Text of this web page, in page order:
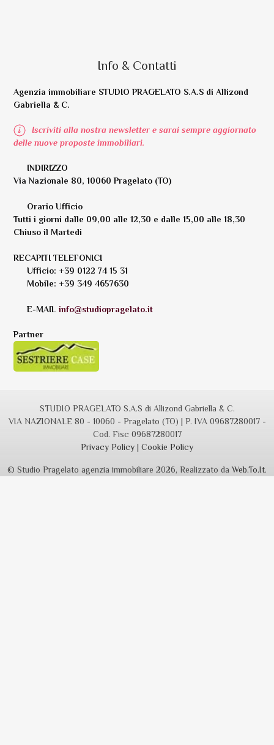
Info & Contatti
Agenzia immobiliare STUDIO PRAGELATO S.A.S di Allizond
Gabriella & C.
Iscriviti alla nostra newsletter e sarai sempre aggiornato
delle nuove proposte immobiliari.
INDIRIZZO
Via Nazionale 80, 10060 Pragelato (TO)
Orario Ufficio
Tutti i giorni dalle 09,00 alle 12,30 e dalle 15,00 alle 18,30
Chiuso il Martedi
RECAPITI TELEFONICI
Ufficio: +39 0122 74 15 31
Mobile: +39 349 4657630
E-MAIL info@studiopragelato.it
Partner
STUDIO PRAGELATO S.A.S di Allizond Gabriella & C.
VIA NAZIONALE 80 - 10060 - Pragelato (TO) | P. IVA 09687280017 -
Cod. Fisc 09687280017
Privacy Policy | Cookie Policy
© Studio Pragelato agenzia immobiliare 2026, Realizzato da Web.To.It.